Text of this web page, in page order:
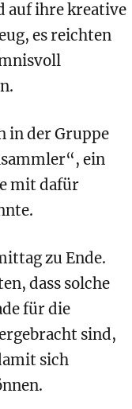
auf ihre kreative
es reichten
in der Gruppe
ein
mit dafür
zu Ende.
dass solche
für die
sind,
sich